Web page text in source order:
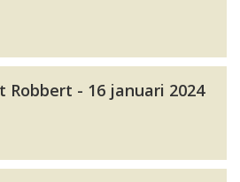
Robbert - 16 januari 2024